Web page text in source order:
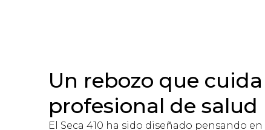
Un rebozo que
profesional de salud
El Seca 410 ha sido diseñado pensando en